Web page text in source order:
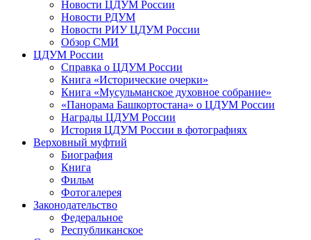
Новости ЦДУМ России
Новости РДУМ
Новости РИУ ЦДУМ России
Обзор СМИ
ЦДУМ России
Справка о ЦДУМ России
Книга «Исторические очерки»
Книга «Мусульманское духовное собрание»
«Панорама Башкортостана» о ЦДУМ России
Награды ЦДУМ России
История ЦДУМ России в фотографиях
Верховный муфтий
Биография
Книга
Фильм
Фотогалерея
Законодательство
Федеральное
Республиканское